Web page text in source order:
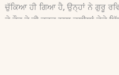
ਚੁੱਕਿਆ ਹੀ ਗਿਆ ਹੈ, ਉਨ੍ਹਾਂ ਨੇ ਗੁਰੂ
ਦੇ ਤੌਰ ਤੇ ਵੀ ਤਰਕ ਨਾਲ ਦਲੀਲਾਂ ਦੇਕੇ